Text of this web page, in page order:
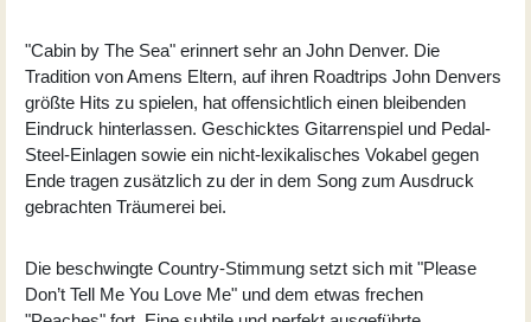
"Cabin by The Sea" erinnert sehr an John Denver. Die
Tradition von Amens Eltern, auf ihren Roadtrips John Denvers
größte Hits zu spielen, hat offensichtlich einen bleibenden
Eindruck hinterlassen. Geschicktes Gitarrenspiel und Pedal-
Steel-Einlagen sowie ein nicht-lexikalisches Vokabel gegen
Ende tragen zusätzlich zu der in dem Song zum Ausdruck
gebrachten Träumerei bei.
Die beschwingte Country-Stimmung setzt sich mit "Please
Don’t Tell Me You Love Me" und dem etwas frechen